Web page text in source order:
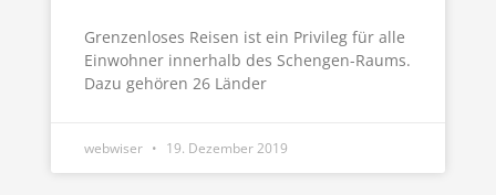
Grenzenloses Reisen ist ein Privileg für alle
Einwohner innerhalb des Schengen-Raums.
Dazu gehören 26 Länder
webwiser 19. Dezember 2019